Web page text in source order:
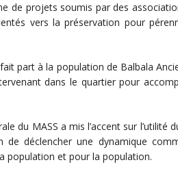
de projets soumis par des
vers la préservation pour
part à la population de Balbala
dans le quartier pour
du MASS a mis l’accent sur
de déclencher une dynamique
population et pour la population.